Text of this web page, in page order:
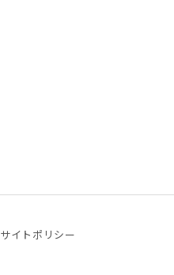
サイトポリシー